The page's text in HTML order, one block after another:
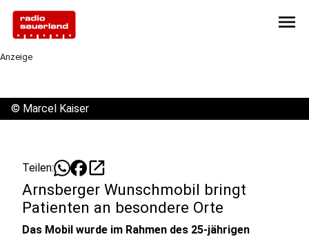
menu
Anzeige
© Marcel Kaiser
Teilen: open_in_new
Arnsberger Wunschmobil bringt
Patienten an besondere Orte
Das Mobil wurde im Rahmen des 25-jährigen